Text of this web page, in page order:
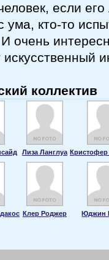
если
ума, кто-то
очень
искусственный
коллектив
Лиза Ланглуа
Клер Роджер Юджин